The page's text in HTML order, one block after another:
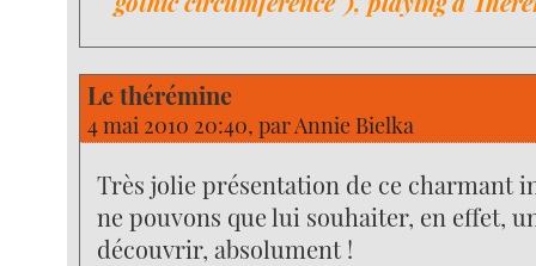
Le thérémine
4 mai 2010 20:40, parAnnie Bielka
Très jolie présentation de ce charmant
ne pouvons que lui souhaiter, en effet,
découvrir, absolument !